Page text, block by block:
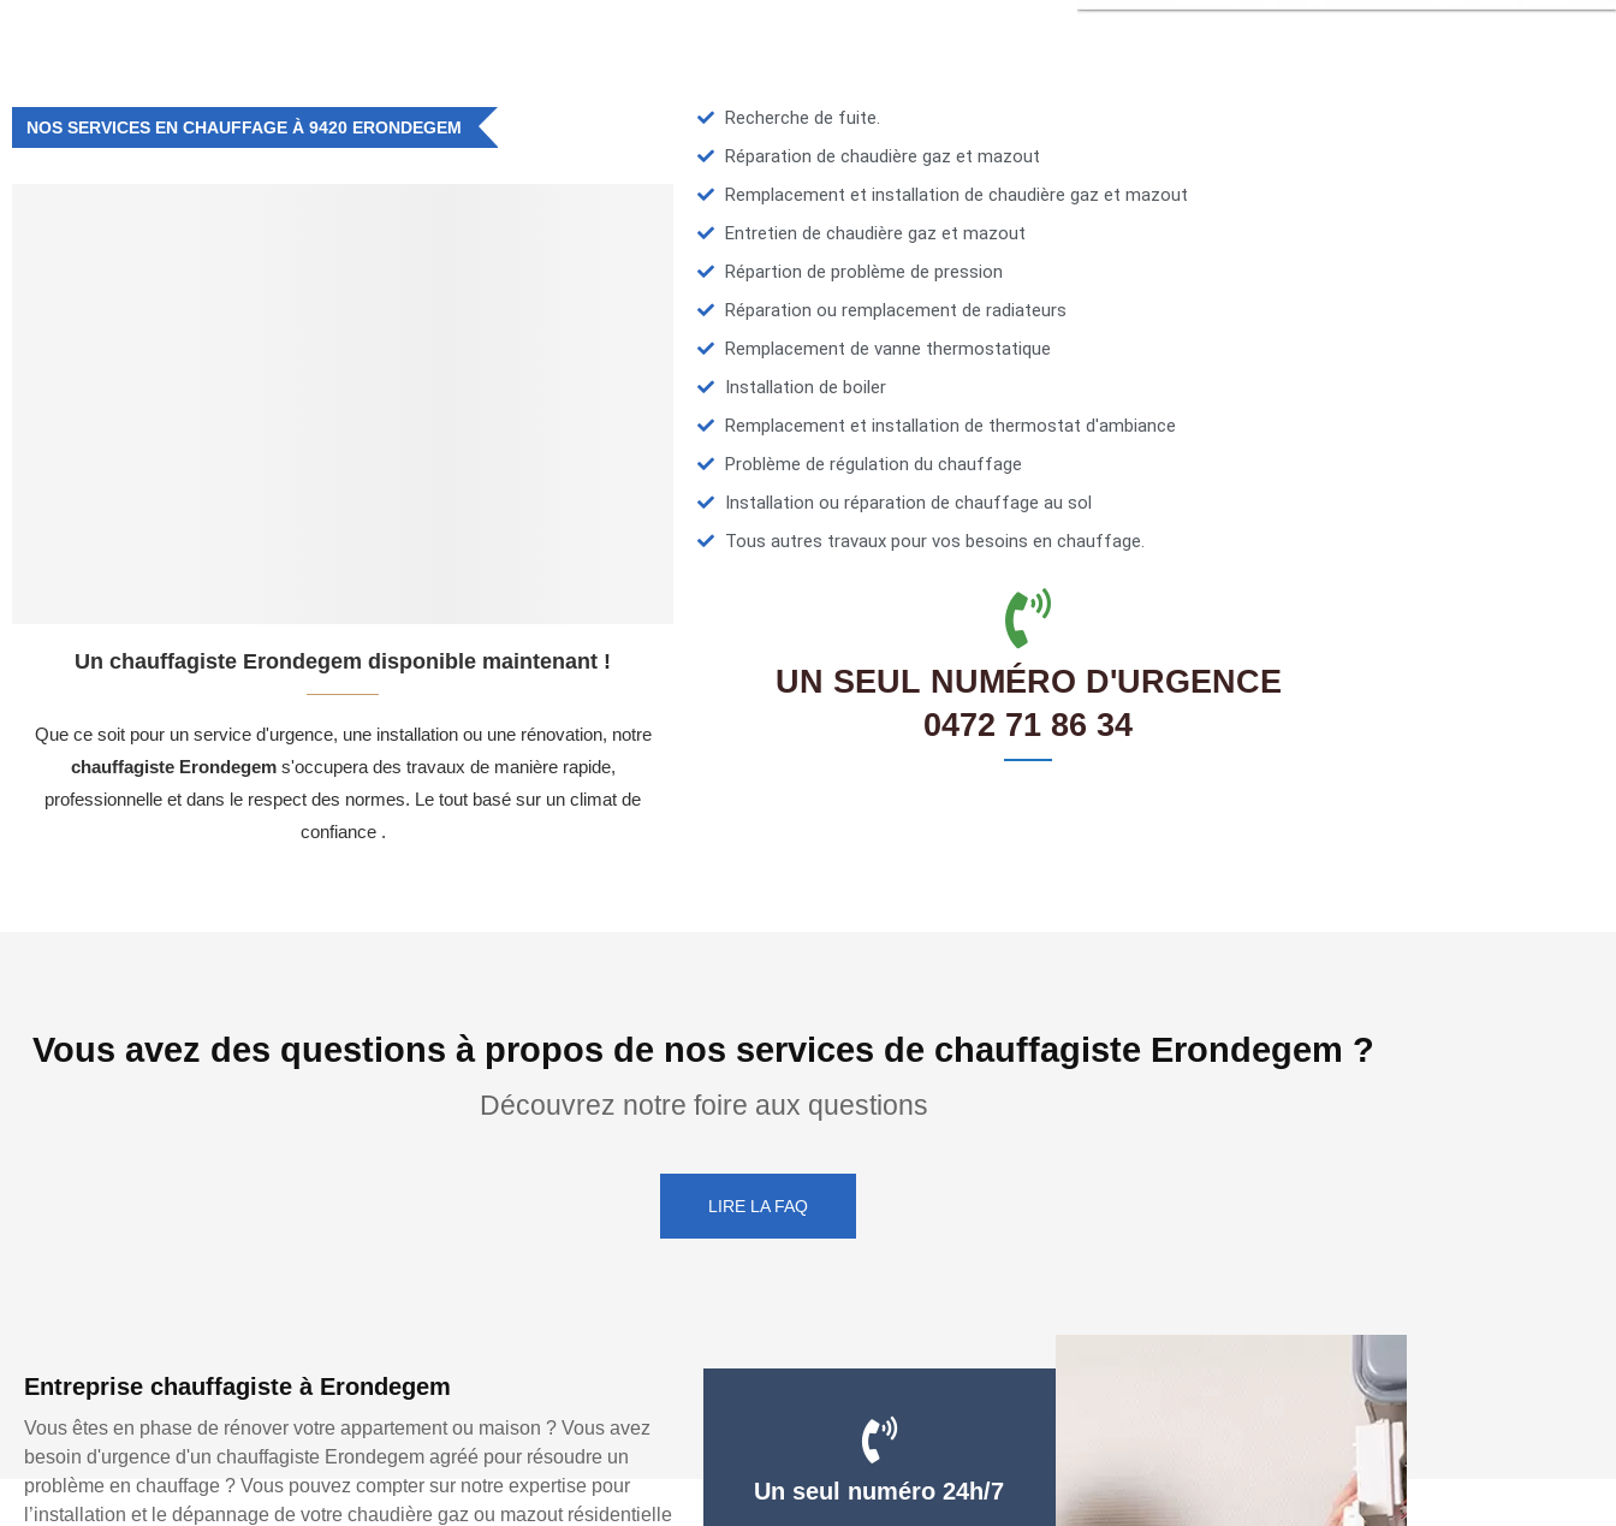
NOS SERVICES EN CHAUFFAGE À 9420 ERONDEGEM
Un chauffagiste Erondegem disponible maintenant !
Que ce soit pour un service d'urgence, une installation ou une rénovation, notre
chauffagiste Erondegems'occupera des travaux de manière rapide,
professionnelle et dans le respect des normes. Le tout basé sur un climat de
confiance .
Recherche de fuite.
Réparation de chaudière gaz et mazout
Remplacement et installation de chaudière gaz et mazout
Entretien de chaudière gaz et mazout
Répartion de problème de pression
Réparation ou remplacement de radiateurs
Remplacement de vanne thermostatique
Installation de boiler
Remplacement et installation de thermostat d'ambiance
Problème de régulation du chauffage
Installation ou réparation de chauffage au sol
Tous autres travaux pour vos besoins en chauffage.
UN SEUL NUMÉRO D'URGENCE
0472 71 86 34
Vous avez des questions à propos de nos services de chauffagiste Erondegem ?
Découvrez notre foire aux questions
LIRE LA FAQ
Entreprise chauffagiste à Erondegem
Vous êtes en phase de rénover votre appartement ou maison ? Vous avez
besoin d'urgence d'un chauffagiste Erondegem agréé pour résoudre un
problème en chauffage ? Vous pouvez compter sur notre expertise pour
l’installation et le dépannage de votre chaudière gaz ou mazout résidentielle
Un seul numéro 24h/7